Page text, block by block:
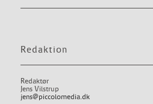
Redaktion
Redaktør
Jens Vilstrup
jens@piccolomedia.dk